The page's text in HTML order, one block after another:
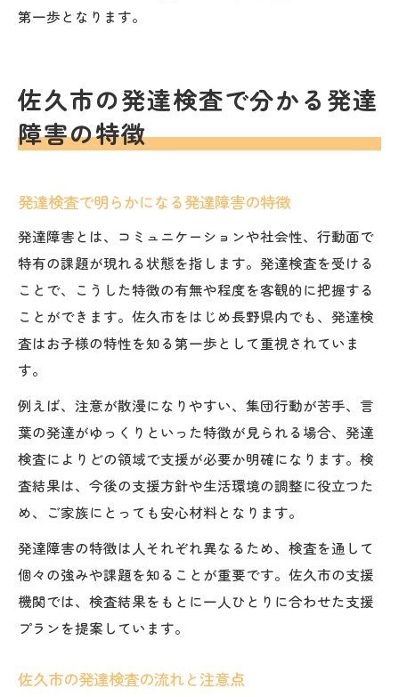
第一歩となります。
佐久市の発達検査で分かる発達
障害の特徴
発達検査で明らかになる発達障害の特徴
発達障害とは、コミュニケーションや社会性、行動面で
特有の課題が現れる状態を指します。発達検査を受ける
ことで、こうした特徴の有無や程度を客観的に把握する
ことができます。佐久市をはじめ長野県内でも、発達検
査はお子様の特性を知る第一歩として重視されていま
す。
例えば、注意が散漫になりやすい、集団行動が苦手、言
葉の発達がゆっくりといった特徴が見られる場合、発達
検査によりどの領域で支援が必要か明確になります。検
査結果は、今後の支援方針や生活環境の調整に役立つた
め、ご家族にとっても安心材料となります。
発達障害の特徴は人それぞれ異なるため、検査を通して
個々の強みや課題を知ることが重要です。佐久市の支援
機関では、検査結果をもとに一人ひとりに合わせた支援
プランを提案しています。
佐久市の発達検査の流れと注意点